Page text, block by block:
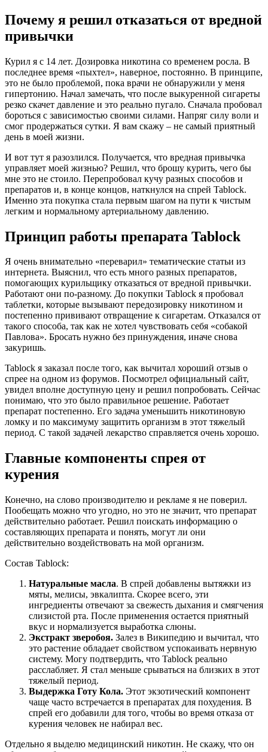
Почему я решил отказаться от вредной
привычки
Курил я с 14 лет. Дозировка никотина со временем росла. В
последнее время «пыхтел», наверное, постоянно. В принципе,
это не было проблемой, пока врачи не обнаружили у меня
гипертонию. Начал замечать, что после выкуренной сигареты
резко скачет давление и это реально пугало. Сначала пробовал
бороться с зависимостью своими силами. Напряг силу воли и
смог продержаться сутки. Я вам скажу – не самый приятный
день в моей жизни.
И вот тут я разозлился. Получается, что вредная привычка
управляет моей жизнью? Решил, что брошу курить, чего бы
мне это не стоило. Перепробовал кучу разных способов и
препаратов и, в конце концов, наткнулся на спрей Tablock.
Именно эта покупка стала первым шагом на пути к чистым
легким и нормальному артериальному давлению.
Принцип работы препарата Tablock
Я очень внимательно «переварил» тематические статьи из
интернета. Выяснил, что есть много разных препаратов,
помогающих курильщику отказаться от вредной привычки.
Работают они по-разному. До покупки Tablock я пробовал
таблетки, которые вызывают передозировку никотином и
постепенно прививают отвращение к сигаретам. Отказался от
такого способа, так как не хотел чувствовать себя «собакой
Павлова». Бросать нужно без принуждения, иначе снова
закуришь.
Tablock я заказал после того, как вычитал хороший отзыв о
спрее на одном из форумов. Посмотрел официальный сайт,
увидел вполне доступную цену и решил попробовать. Сейчас
понимаю, что это было правильное решение. Работает
препарат постепенно. Его задача уменьшить никотиновую
ломку и по максимуму защитить организм в этот тяжелый
период. С такой задачей лекарство справляется очень хорошо.
Главные компоненты спрея от
курения
Конечно, на слово производителю и рекламе я не поверил.
Пообещать можно что угодно, но это не значит, что препарат
действительно работает. Решил поискать информацию о
составляющих препарата и понять, могут ли они
действительно воздействовать на мой организм.
Состав Tablock:
Натуральные масла. В спрей добавлены вытяжки из
мяты, мелисы, эвкалипта. Скорее всего, эти
ингредиенты отвечают за свежесть дыхания и смягчения
слизистой рта. После применения остается приятный
вкус и нормализуется выработка слюны.
Экстракт зверобоя. Залез в Википедию и вычитал, что
это растение обладает свойством успокаивать нервную
систему. Могу подтвердить, что Tablock реально
расслабляет. Я стал меньше срываться на близких в этот
тяжелый период.
Выдержка Готу Кола. Этот экзотический компонент
чаще часто встречается в препаратах для похудения. В
спрей его добавили для того, чтобы во время отказа от
курения человек не набирал вес.
Отдельно я выделю медицинский никотин. Не скажу, что он